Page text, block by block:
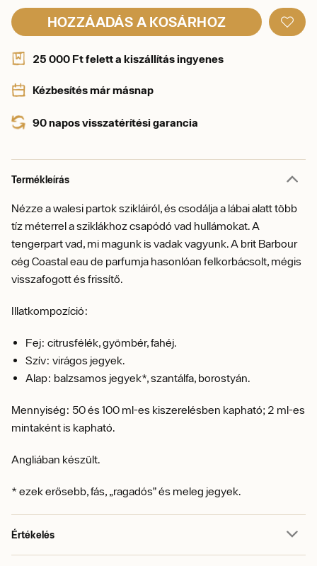
HOZZÁADÁS A KOSÁRHOZ
25 000 Ft felett a kiszállítás ingyenes
Kézbesítés már másnap
90 napos visszatérítési garancia
Termékleírás
Nézze a walesi partok szikláiról, és csodálja a lábai alatt több
tíz méterrel a sziklákhoz csapódó vad hullámokat. A
tengerpart vad, mi magunk is vadak vagyunk. A brit Barbour
cég Coastal eau de parfumja hasonlóan felkorbácsolt, mégis
visszafogott és frissítő.
Illatkompozíció:
Fej: citrusfélék, gyömbér, fahéj.
Szív: virágos jegyek.
Alap: balzsamos jegyek*, szantálfa, borostyán.
Mennyiség: 50 és 100 ml-es kiszerelésben kapható; 2 ml-es
mintaként is kapható.
Angliában készült.
* ezek erősebb, fás, „ragadós” és meleg jegyek.
Értékelés